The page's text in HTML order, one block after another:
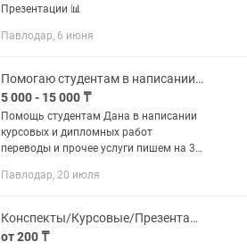
Презентации 📊
Павлодар, 6 июня
Помогаю студентам в написании курсовых и дипломных работ переводы и прочее
5 000 - 15 000 ₸
Помощь студентам Дана в написании
курсовых и дипломных работ
переводы и прочее услуги пишем на 3-х
помогаем школьникам, студентам,
Павлодар, 20 июля
Конспекты/Курсовые/Презентации
от 200 ₸